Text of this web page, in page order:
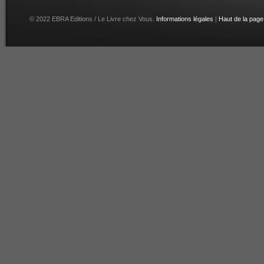
© 2022 EBRA Editions / Le Livre chez Vous. Informations légales Haut de la page